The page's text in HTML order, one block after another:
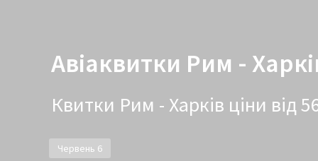
Авіаквитки Рим -
Квитки Рим - Харків ціни від
Червень 6